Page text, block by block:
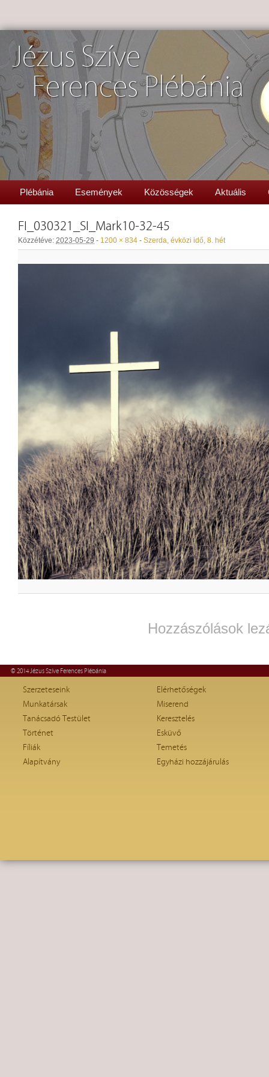
Jézus Szíve
Ferences Plébánia
Plébánia Események Közösségek Aktuális
FI_030321_SI_Mark10-32-45
Közzétéve: 2023-05-29 - 1200 × 834 - Szerda, évközi idő, 8. hét
Hozzászólások
© 2014 Jézus Szíve Ferences Plébánia
Szerzeteseink
Munkatársak
Tanácsadó Testület
Történet
Fíliák
Alapítvány
Elérhetőségek
Miserend
Keresztelés
Esküvő
Temetés
Egyházi hozzájárulás